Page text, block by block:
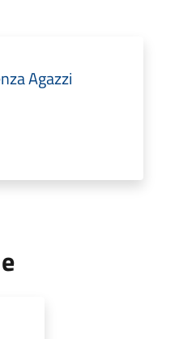
Agazzi